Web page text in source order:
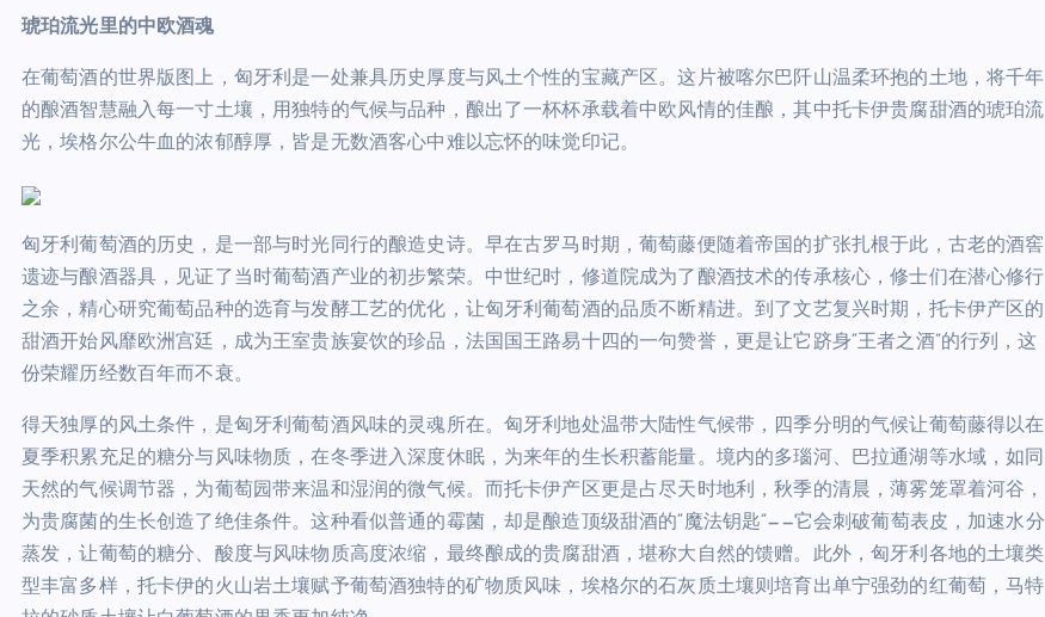
琥珀流光里的中欧酒魂
在葡萄酒的世界版图上，匈牙利是一处兼具历史厚度与风土个性的宝藏产区。这片被喀尔巴阡山温柔环抱的土地，将千年
的酿酒智慧融入每一寸土壤，用独特的气候与品种，酿出了一杯杯承载着中欧风情的佳酿，其中托卡伊贵腐甜酒的琥珀流
光，埃格尔公牛血的浓郁醇厚，皆是无数酒客心中难以忘怀的味觉印记。
匈牙利葡萄酒的历史，是一部与时光同行的酿造史诗。早在古罗马时期，葡萄藤便随着帝国的扩张扎根于此，古老的酒窖
遗迹与酿酒器具，见证了当时葡萄酒产业的初步繁荣。中世纪时，修道院成为了酿酒技术的传承核心，修士们在潜心修行
之余，精心研究葡萄品种的选育与发酵工艺的优化，让匈牙利葡萄酒的品质不断精进。到了文艺复兴时期，托卡伊产区的
甜酒开始风靡欧洲宫廷，成为王室贵族宴饮的珍品，法国国王路易十四的一句赞誉，更是让它跻身“王者之酒”的行列，这
份荣耀历经数百年而不衰。
得天独厚的风土条件，是匈牙利葡萄酒风味的灵魂所在。匈牙利地处温带大陆性气候带，四季分明的气候让葡萄藤得以在
夏季积累充足的糖分与风味物质，在冬季进入深度休眠，为来年的生长积蓄能量。境内的多瑙河、巴拉通湖等水域，如同
天然的气候调节器，为葡萄园带来温和湿润的微气候。而托卡伊产区更是占尽天时地利，秋季的清晨，薄雾笼罩着河谷，
为贵腐菌的生长创造了绝佳条件。这种看似普通的霉菌，却是酿造顶级甜酒的“魔法钥匙”——它会刺破葡萄表皮，加速水分
蒸发，让葡萄的糖分、酸度与风味物质高度浓缩，最终酿成的贵腐甜酒，堪称大自然的馈赠。此外，匈牙利各地的土壤类
型丰富多样，托卡伊的火山岩土壤赋予葡萄酒独特的矿物质风味，埃格尔的石灰质土壤则培育出单宁强劲的红葡萄，马特